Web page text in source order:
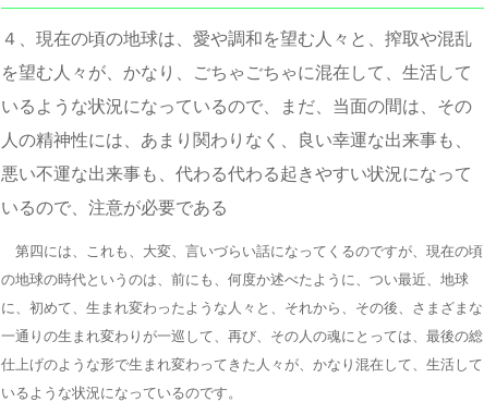
４、現在の頃の地球は、愛や調和を望む人々と、搾取や混乱
を望む人々が、かなり、ごちゃごちゃに混在して、生活して
いるような状況になっているので、まだ、当面の間は、その
人の精神性には、あまり関わりなく、良い幸運な出来事も、
悪い不運な出来事も、代わる代わる起きやすい状況になって
いるので、注意が必要である
第四には、これも、大変、言いづらい話になってくるのですが、現在の頃
の地球の時代というのは、前にも、何度か述べたように、つい最近、地球
に、初めて、生まれ変わったような人々と、それから、その後、さまざまな
一通りの生まれ変わりが一巡して、再び、その人の魂にとっては、最後の総
仕上げのような形で生まれ変わってきた人々が、かなり混在して、生活して
いるような状況になっているのです。